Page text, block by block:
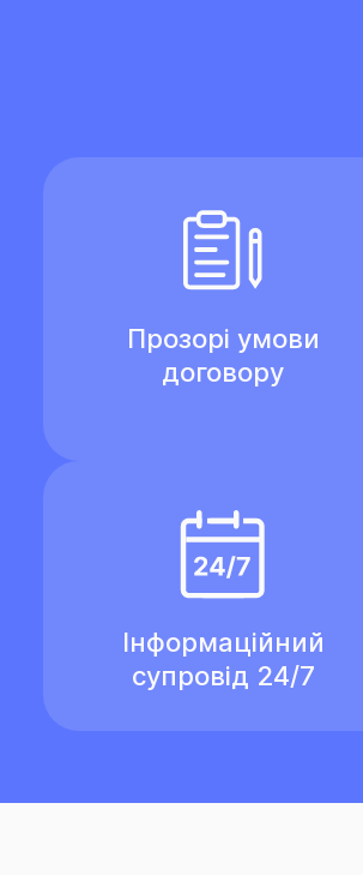
Прозорі умови
договору
Інформаційний
супровід 24/7